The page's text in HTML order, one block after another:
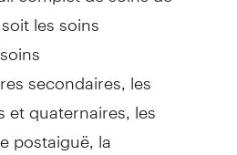
les soins
secondaires, les
et quaternaires, les
postaiguë, la